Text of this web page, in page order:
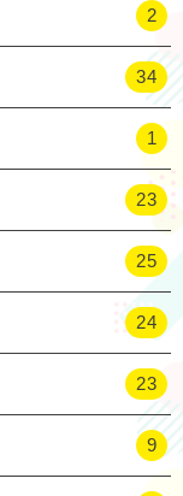
2
34
1
23
25
24
23
9